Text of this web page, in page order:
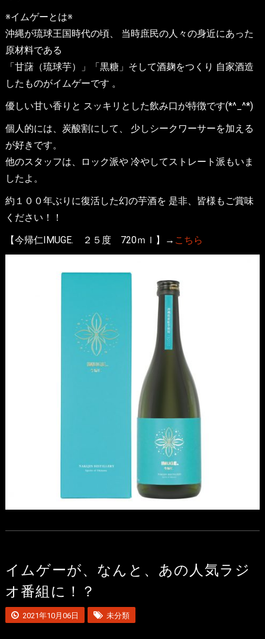
※イムゲーとは※
沖縄が琉球王国時代の頃、 当時庶民の人々の身近にあった
原材料である
「甘藷（琉球芋）」「黒糖」そして酒麹をつくり 自家酒造
したものがイムゲーです 。
優しい甘い香りと スッキリとした飲み口が特徴です(*^_^*)
個人的には、炭酸割にして、 少しシークワーサーを加える
が好きです。
他のスタッフは、ロック派や 冷やしてストレート派もいま
したよ。
約１００年ぶりに復活した幻の芋酒を 是非、皆様もご賞味
ください！！
【今帰仁IMUGE. ２５度 720ｍｌ】→ こちら
イムゲーが、なんと、あの人気ラジ
オ番組に！？
2021年10月06日 未分類